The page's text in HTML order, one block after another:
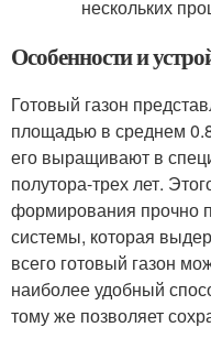
Особенности и
Готовый газон
площадью в среднем
его выращивают в
полутора-трех лет.
формирования прочно
системы, которая
всего готовый газон
наиболее удобный
тому же позволяет